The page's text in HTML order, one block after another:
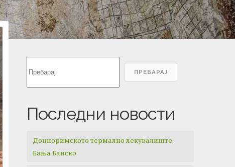
ПРЕБАРАЈ
Последни новости
Доцноримското термално лекувалиште,
Бања Банско